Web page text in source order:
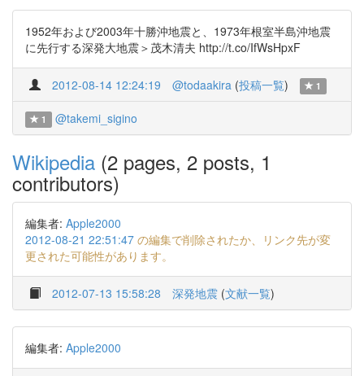
1952年および2003年十勝沖地震と、1973年根室半島沖地震
に先行する深発大地震＞茂木清夫 http://t.co/IfWsHpxF
2012-08-14 12:24:19 @todaakira (投稿一覧) 1
1 @takemi_sigino
Wikipedia (2 pages, 2 posts, 1
contributors)
編集者: Apple2000
2012-08-21 22:51:47 の編集で削除されたか、リンク先が変
更された可能性があります。
2012-07-13 15:58:28 深発地震 (文献一覧)
編集者: Apple2000